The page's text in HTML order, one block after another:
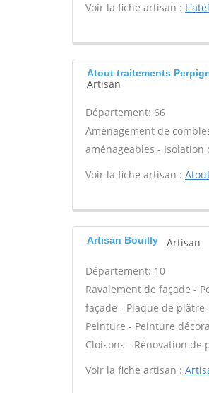
Voir la fiche artisan :
Atout traitements
Artisan
Département: 66
Aménagement de
aménageables - Isolation
Voir la fiche artisan :
Artisan Bouilly Artisan
Département: 10
Ravalement de façade -
façade - Plaque de
Peinture - Peinture
Cloisons - Rénovation de
Voir la fiche artisan :